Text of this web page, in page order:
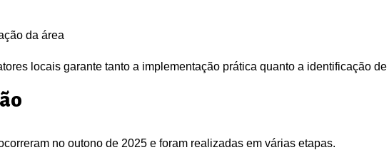
da área
locais garante tanto a implementação prática quanto a identificação
no outono de 2025 e foram realizadas em várias etapas.